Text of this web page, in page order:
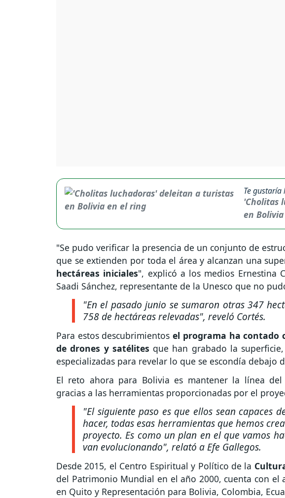
Te
'Cholitas
en
"Se pudo verificar la presencia de un conjunto de
que se extienden por toda el área y alcanzan una
hectáreas iniciales", explicó a los medios Ernestina
Saadi Sánchez, representante de la Unesco que no
"En el pasado junio se sumaron otras 347
758 de hectáreas relevadas", reveló Cortés.
Para estos descubrimientos el programa ha contado
de drones y satélites que han grabado la
especializadas para revelar lo que se escondía debajo
El reto ahora para Bolivia es mantener la línea
gracias a las herramientas proporcionadas por el
"El siguiente paso es que ellos sean capaces
hacer, todas esas herramientas que hemos
proyecto. Es como un plan en el que vamos
van evolucionando", relató a Efe Gallegos.
Desde 2015, el Centro Espiritual y Político de la
del Patrimonio Mundial en el año 2000, cuenta con el
en Quito y Representación para Bolivia, Colombia,